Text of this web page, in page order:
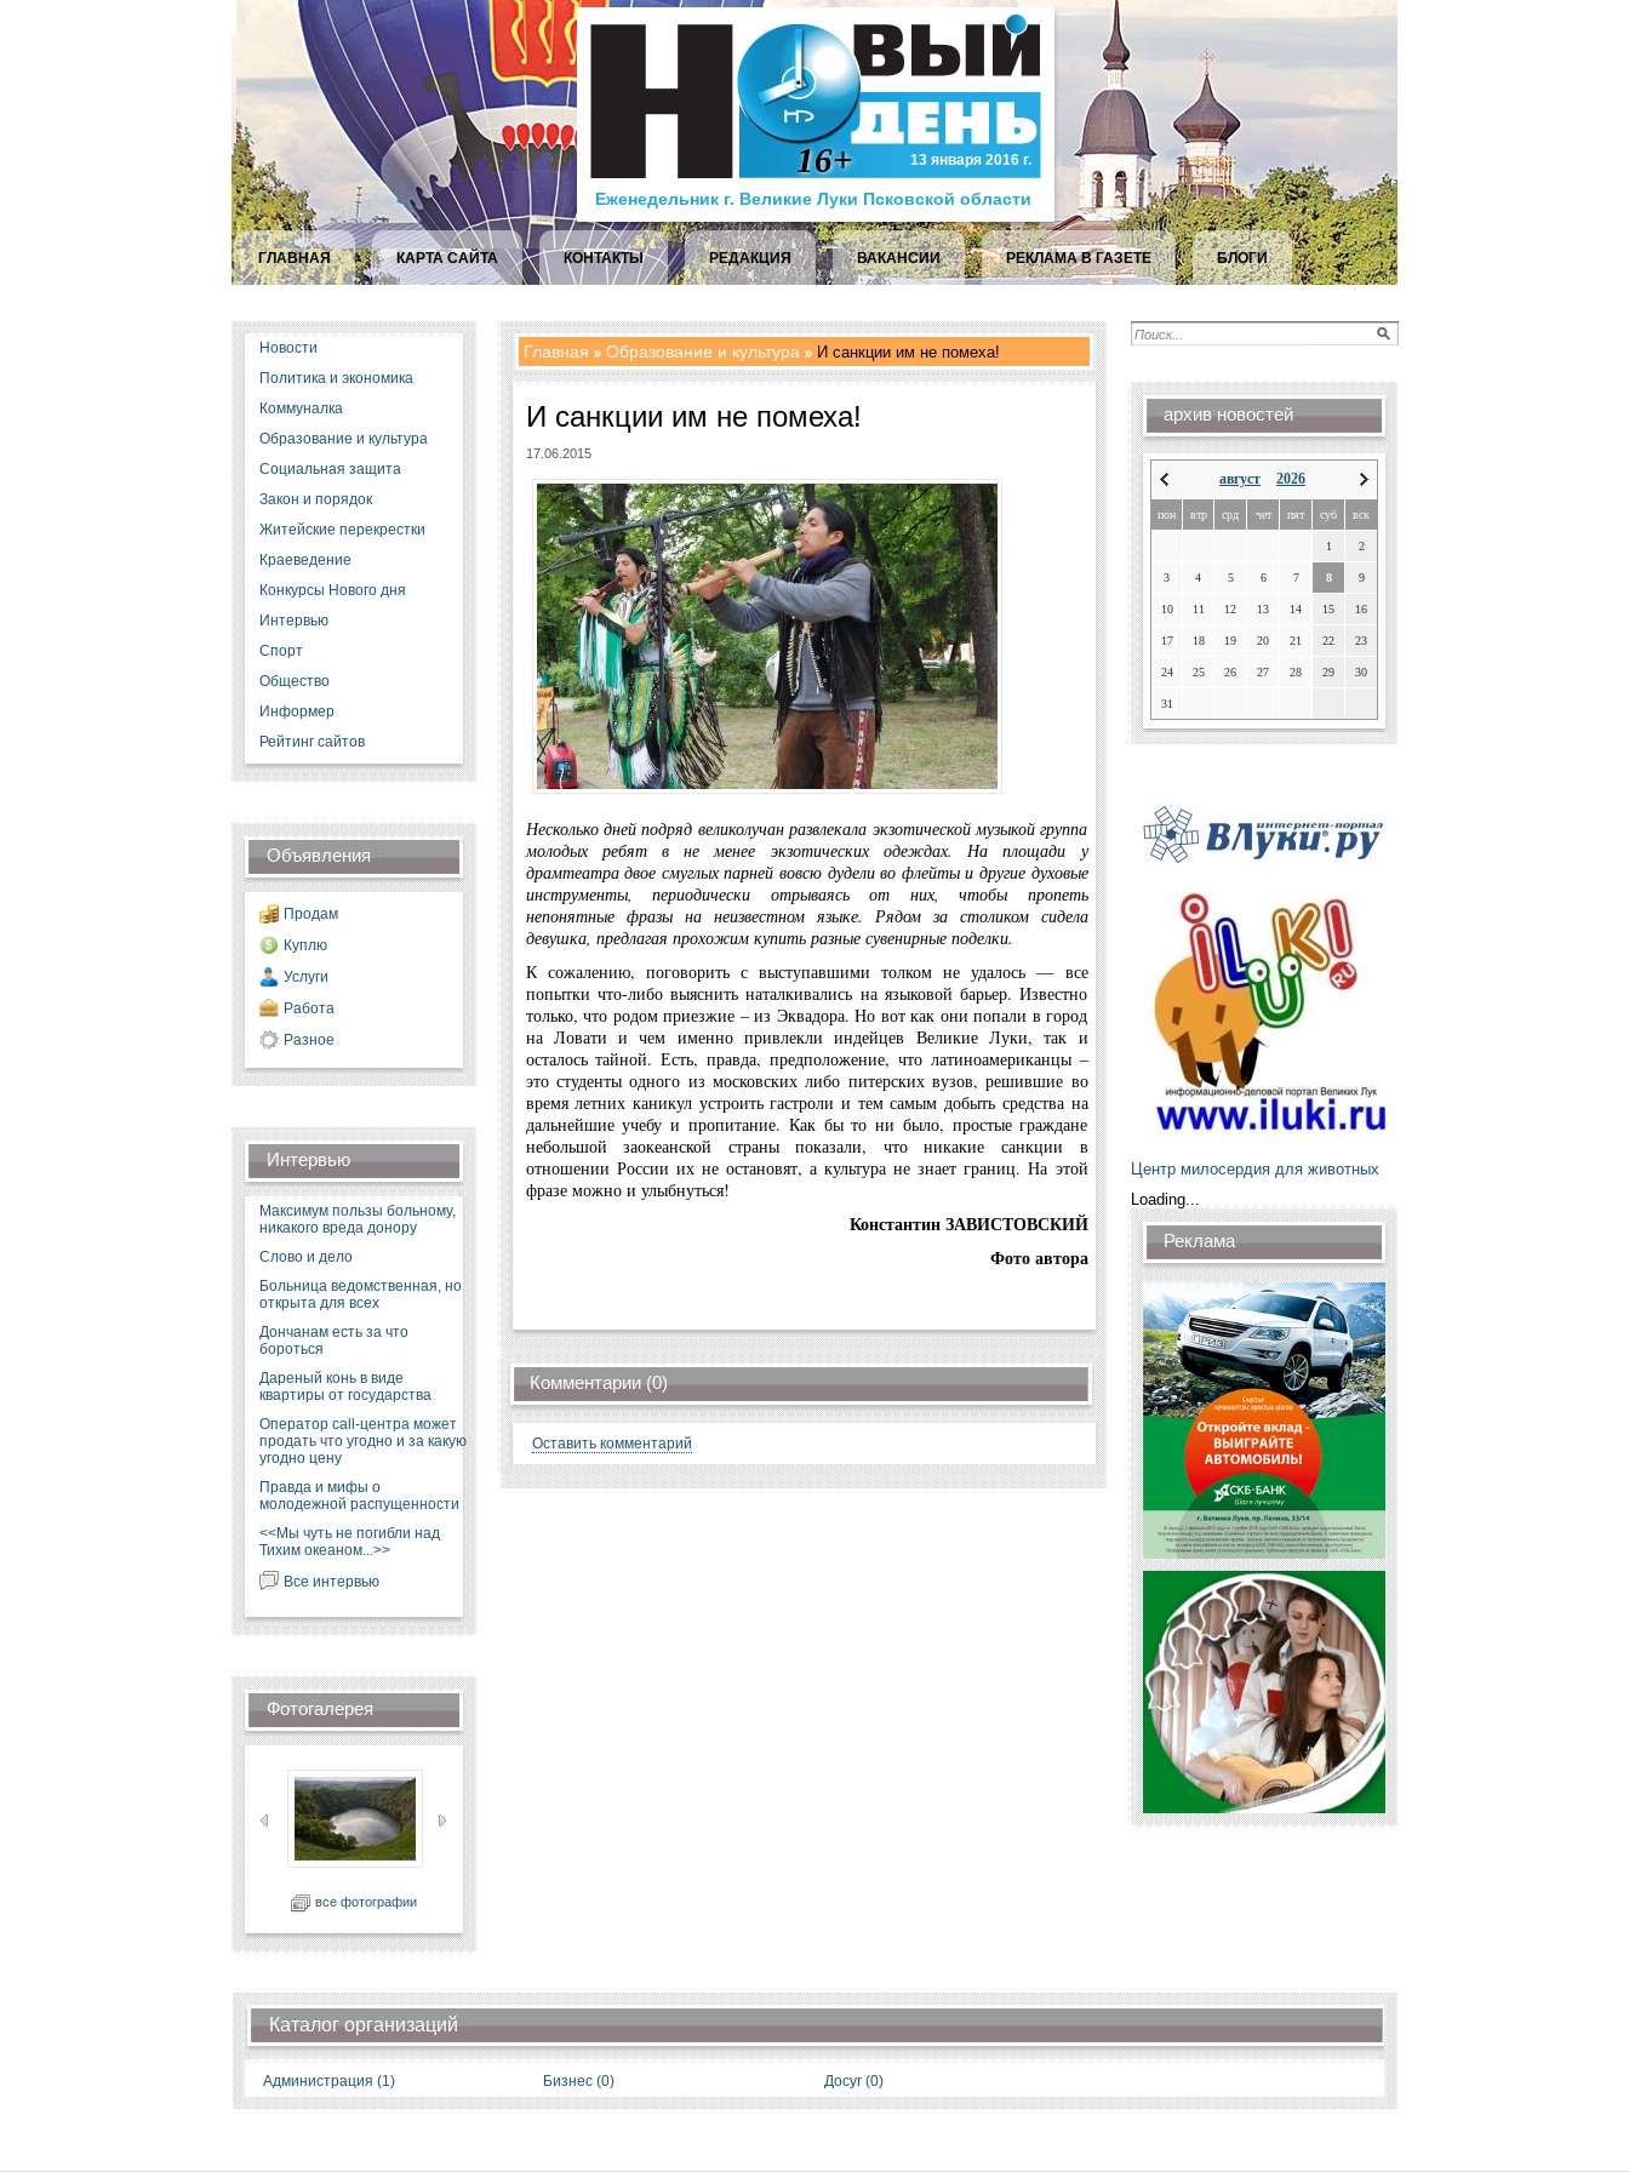
16+ 13 января 2016 г.
Еженедельник г. Великие Луки Псковской области
ГЛАВНАЯ КАРТА САЙТА КОНТАКТЫ РЕДАКЦИЯ ВАКАНСИИ РЕКЛАМА В ГАЗЕТЕ БЛОГИ
Новости
Политика и экономика
Коммуналка
Образование и культура
Социальная защита
Закон и порядок
Житейские перекрестки
Краеведение
Конкурсы Нового дня
Интервью
Спорт
Общество
Информер
Рейтинг сайтов
Объявления
Продам
Куплю
Услуги
Работа
Разное
Интервью
Максимум пользы больному,
никакого вреда донору
Слово и дело
Больница ведомственная, но
открыта для всех
Дончанам есть за что
бороться
Дареный конь в виде
квартиры от государства
Оператор call-центра может
продать что угодно и за какую
угодно цену
Правда и мифы о
молодежной распущенности
<<Мы чуть не погибли над
Тихим океаном...>>
Все интервью
Фотогалерея
все фотографии
Главная Образование и культура И санкции им не помеха!
И санкции им не помеха!
17.06.2015
Несколько дней подряд великолучан развлекала экзотической музыкой группа
молодых ребят в не менее экзотических одеждах. На площади у
драмтеатра двое смуглых парней вовсю дудели во флейты и другие духовые
инструменты, периодически отрываясь от них, чтобы пропеть
непонятные фразы на неизвестном языке. Рядом за столиком сидела
девушка, предлагая прохожим купить разные сувенирные поделки.
К сожалению, поговорить с выступавшими толком не удалось — все
попытки что-либо выяснить наталкивались на языковой барьер. Известно
только, что родом приезжие – из Эквадора. Но вот как они попали в город
на Ловати и чем именно привлекли индейцев Великие Луки, так и
осталось тайной. Есть, правда, предположение, что латиноамериканцы –
это студенты одного из московских либо питерских вузов, решившие во
время летних каникул устроить гастроли и тем самым добыть средства на
дальнейшие учебу и пропитание. Как бы то ни было, простые граждане
небольшой заокеанской страны показали, что никакие санкции в
отношении России их не остановят, а культура не знает границ. На этой
фразе можно и улыбнуться!
Константин ЗАВИСТОВСКИЙ
Фото автора
Комментарии (0)
Оставить комментарий
архив новостей
август 2026
пон втр срд чет пят суб вск
1 2
3 4 5 6 7 8 9
10 11 12 13 14 15 16
17 18 19 20 21 22 23
24 25 26 27 28 29 30
31
Центр милосердия для животных
Loading...
Реклама
Каталог организаций
Администрация (1) Бизнес (0) Досуг (0)